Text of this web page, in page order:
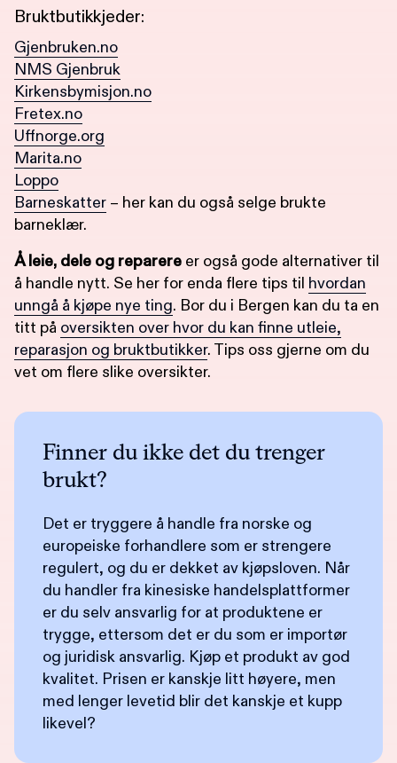
Bruktbutikkjeder:
Gjenbruken.no
NMS Gjenbruk
Kirkensbymisjon.no
Fretex.no
Uffnorge.org
Marita.no
Loppo
Barneskatter – her kan du også selge brukte
barneklær.
Å leie, dele og reparere er også gode alternativer til
å handle nytt. Se her for enda flere tips til hvordan
unngå å kjøpe nye ting. Bor du i Bergen kan du ta en
titt på oversikten over hvor du kan finne utleie,
reparasjon og bruktbutikker. Tips oss gjerne om du
vet om flere slike oversikter.
Finner du ikke det du trenger
brukt?
Det er tryggere å handle fra norske og
europeiske forhandlere som er strengere
regulert, og du er dekket av kjøpsloven. Når
du handler fra kinesiske handelsplattformer
er du selv ansvarlig for at produktene er
trygge, ettersom det er du som er importør
og juridisk ansvarlig. Kjøp et produkt av god
kvalitet. Prisen er kanskje litt høyere, men
med lenger levetid blir det kanskje et kupp
likevel?